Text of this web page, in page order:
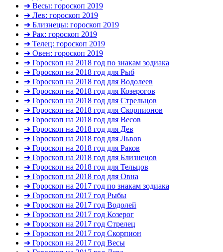
➜ Весы: гороскоп 2019
➜ Лев: гороскоп 2019
➜ Близнецы: гороскоп 2019
➜ Рак: гороскоп 2019
➜ Телец: гороскоп 2019
➜ Овен: гороскоп 2019
➜ Гороскоп на 2018 год по знакам зодиака
➜ Гороскоп на 2018 год для Рыб
➜ Гороскоп на 2018 год для Водолеев
➜ Гороскоп на 2018 год для Козерогов
➜ Гороскоп на 2018 год для Стрельцов
➜ Гороскоп на 2018 год для Скорпионов
➜ Гороскоп на 2018 год для Весов
➜ Гороскоп на 2018 год для Дев
➜ Гороскоп на 2018 год для Львов
➜ Гороскоп на 2018 год для Раков
➜ Гороскоп на 2018 год для Близнецов
➜ Гороскоп на 2018 год для Тельцов
➜ Гороскоп на 2018 год для Овна
➜ Гороскоп на 2017 год по знакам зодиака
➜ Гороскоп на 2017 год Рыбы
➜ Гороскоп на 2017 год Водолей
➜ Гороскоп на 2017 год Козерог
➜ Гороскоп на 2017 год Стрелец
➜ Гороскоп на 2017 год Скорпион
➜ Гороскоп на 2017 год Весы